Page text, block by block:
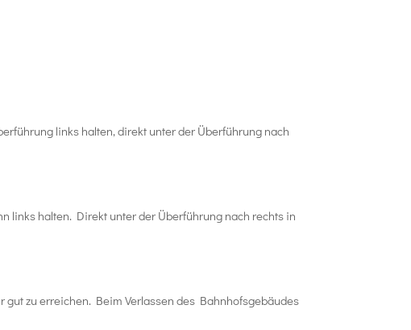
links halten, direkt unter der Überführung nach
links halten. Direkt unter der Überführung nach rechts in
zu erreichen. Beim Verlassen des Bahnhofsgebäudes